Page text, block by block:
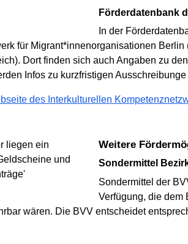
Förderdatenbank
In der
für Migrant*innenorganisationen
Dort finden sich auch Angaben zu
Infos zu kurzfristigen
des Interkulturellen
Weitere
Sondermittel
Sondermittel der
Verfügung, die dem
wären. Die BVV entscheidet